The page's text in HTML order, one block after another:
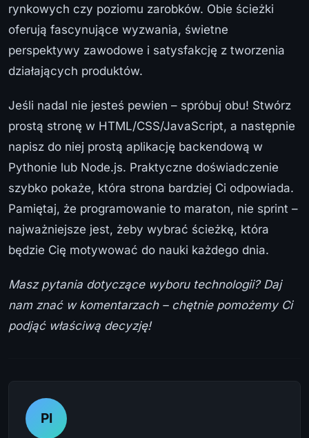
rynkowych czy poziomu zarobków. Obie ścieżki
oferują fascynujące wyzwania, świetne
perspektywy zawodowe i satysfakcję z tworzenia
działających produktów.
Jeśli nadal nie jesteś pewien – spróbuj obu! Stwórz
prostą stronę w HTML/CSS/JavaScript, a następnie
napisz do niej prostą aplikację backendową w
Pythonie lub Node.js. Praktyczne doświadczenie
szybko pokaże, która strona bardziej Ci odpowiada.
Pamiętaj, że programowanie to maraton, nie sprint –
najważniejsze jest, żeby wybrać ścieżkę, która
będzie Cię motywować do nauki każdego dnia.
Masz pytania dotyczące wyboru technologii? Daj
nam znać w komentarzach – chętnie pomożemy Ci
podjąć właściwą decyzję!
PI